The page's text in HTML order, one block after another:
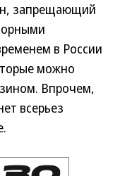
запрещающий
в России
можно
Впрочем,
всерьез